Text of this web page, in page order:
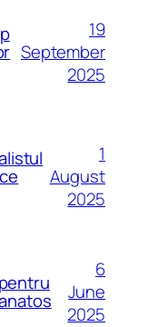
19
September
2025
1
August
2025
6
June
2025